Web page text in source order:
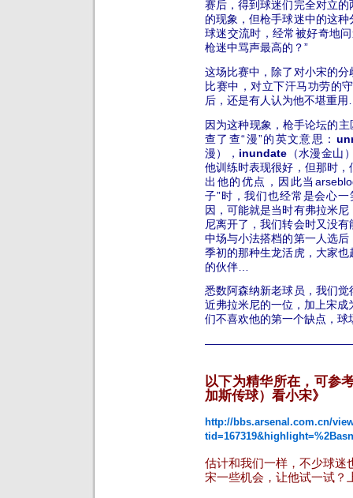
赛后，得到球迷们完全对立
的现象，但枪手球迷中的这
球迷交流时，经常被好奇地
枪迷中骂声最高的？”
这场比赛中，除了对小宋的
比赛中，对立下汗马功劳的
后，还是有人认为他不堪重
因为这种现象，枪手论坛的
查了查“漫”的英文意思：
漫）， inundate （水漫金山
他训练时表现很好，但那时
出他的优点，因此当
子”时，我们也经常是会心
因，可能就是当时有弗拉米
尼离开了，我们转会时又没
中场与小法搭档的第一人选
季初的那种生龙活虎，大家
的伙伴…
悉数阿森纳新老球员，我们
近弗拉米尼的一位，加上宋
们不喜欢他的第一个缺点，
以下为精华所在，可参
加斯传球）看小宋》
http://bbs.arsenal.com.cn/
估计和我们一样，不少球迷
宋一些机会，让他试一试？